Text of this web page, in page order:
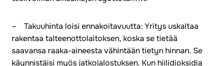
– Takuuhinta loisi ennakoitavuutta: Yritys uskaltaa
rakentaa talteenottolaitoksen, koska se tietää
saavansa raaka-aineesta vähintään tietyn hinnan. Se
käynnistäisi myös jatkojalostuksen. Kun hiilidioksidia